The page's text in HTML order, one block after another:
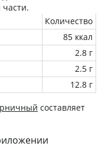
Количество
85 ккал
2.8 г
2.5 г
12.8 г
составляет